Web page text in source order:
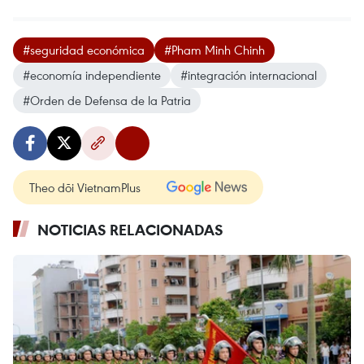
#seguridad económica
#Pham Minh Chinh
#economía independiente
#integración internacional
#Orden de Defensa de la Patria
Theo dõi VietnamPlus
NOTICIAS RELACIONADAS